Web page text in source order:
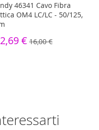
46341 Cavo Fibra
OM4 LC/LC - 50/125,
€ 16,00 €